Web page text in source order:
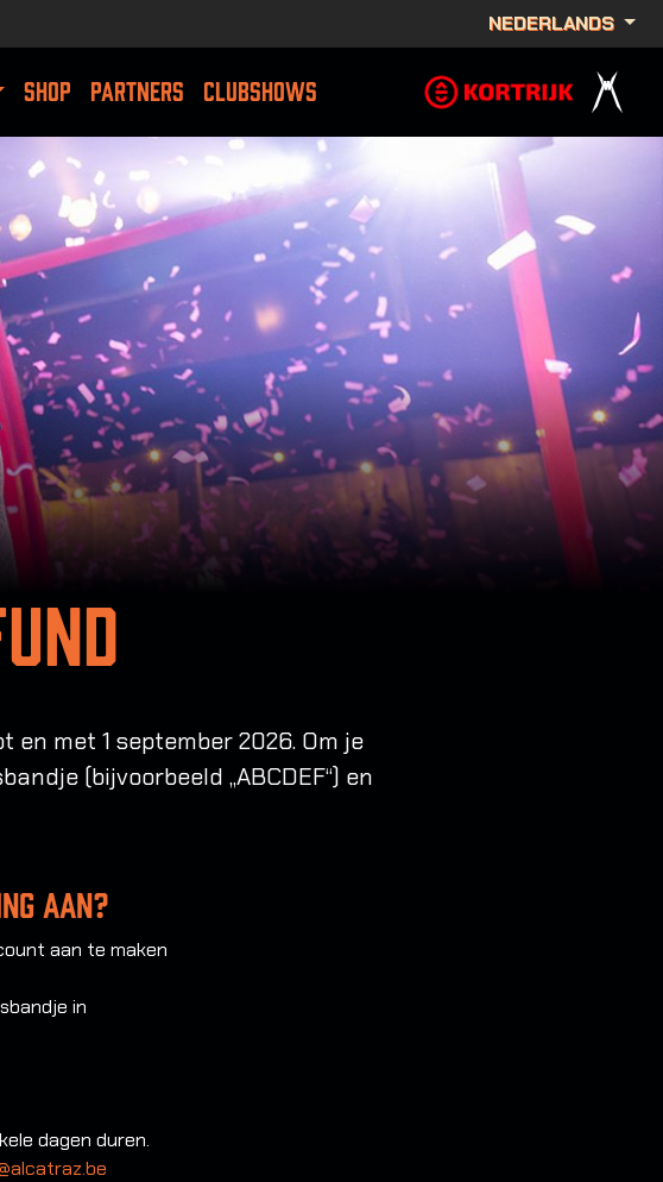
NEDERLANDS
SHOP PARTNERS CLUBSHOWS
met 1 september 2026. Om je
(bijvoorbeeld „ABCDEF“) en
aan?
aan te maken
in
dagen duren.